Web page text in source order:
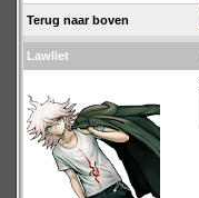
Terug naar boven
Lawliet